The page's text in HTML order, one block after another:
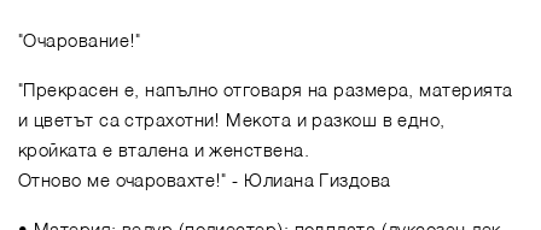
"Очарование!"
"Прекрасен е, напълно отговаря на размера, материята
и цветът са страхотни! Мекота и разкош в едно,
кройката е вталена и женствена.
Отново ме очаровахте!" - Юлиана Гиздова